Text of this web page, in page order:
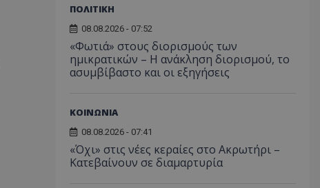
ΠΟΛΙΤΙΚΗ
08.08.2026 - 07:52
«Φωτιά» στους διορισμούς των
ημικρατικών – Η ανάκληση διορισμού, το
ασυμβίβαστο και οι εξηγήσεις
ΚΟΙΝΩΝΙΑ
08.08.2026 - 07:41
«Όχι» στις νέες κεραίες στο Ακρωτήρι –
Κατεβαίνουν σε διαμαρτυρία